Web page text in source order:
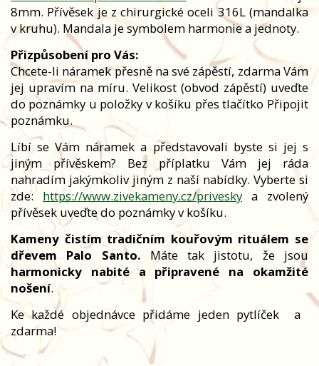
8mm. Přívěsek je z chirurgické oceli 316L (mandalka
v kruhu). Mandala je symbolem harmonie a jednoty.
Přizpůsobení pro Vás:
Chcete-li náramek přesně na své zápěstí, zdarma Vám
jej upravím na míru. Velikost (obvod zápěstí) uveďte
do poznámky u položky v košíku přes tlačítko Připojit
poznámku.
Líbí se Vám náramek a představovali byste si jej s
jiným přívěskem? Bez příplatku Vám jej ráda
nahradím jakýmkoliv jiným z naší nabídky. Vyberte si
zde: https://www.zivekameny.cz/priveskya zvolený
přívěsek uveďte do poznámky v košíku.
Kameny čistím tradičním kouřovým rituálem se
dřevem Palo Santo. Máte tak jistotu, že jsou
harmonicky nabité a připravené na okamžité
nošení.
Ke každé objednávce přidáme jeden pytlíček
a
zdarma!